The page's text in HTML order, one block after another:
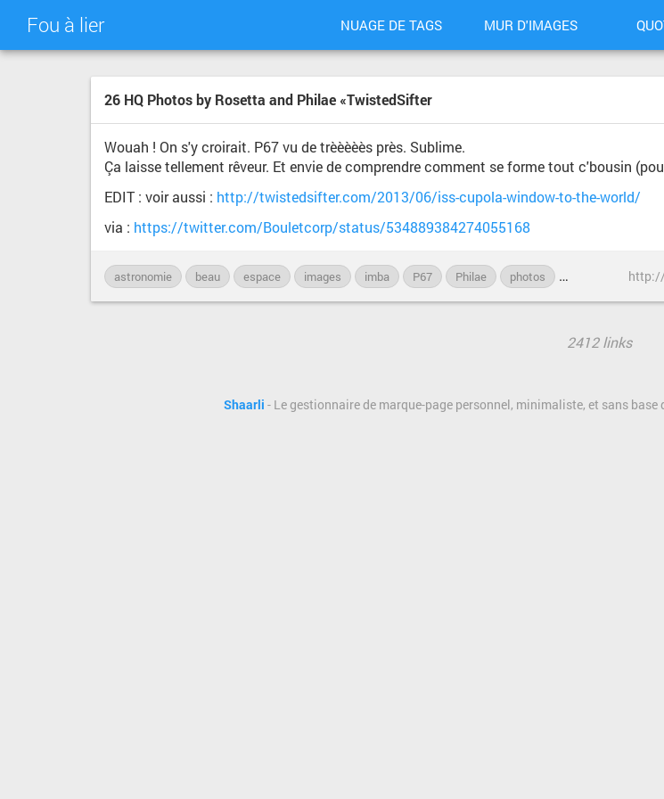
Fou à lier NUAGE DE TAGS MUR D'IMAGES
26 HQ Photos by Rosetta and Philae «TwistedSifter
Wouah ! On s'y croirait. P67 vu de trèèèèès près. Sublime.
Ça laisse tellement rêveur. Et envie de comprendre comment se forme tout c'bousin
EDIT : voir aussi : http://twistedsifter.com/2013/06/iss-cupola-window-to-the-world/
via : https://twitter.com/Bouletcorp/status/534889384274055168
astronomie beau espace images imba P67 Philae photos
2412 links
Shaarli - Le gestionnaire de marque-page personnel, minimaliste, et sans